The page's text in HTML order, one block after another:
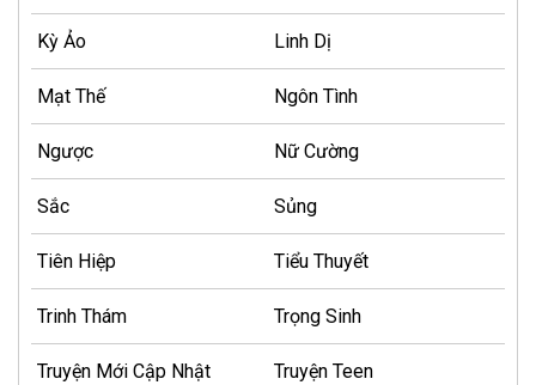
Kỳ Ảo Linh Dị
Mạt Thế Ngôn Tình
Ngược Nữ Cường
Sắc Sủng
Tiên Hiệp Tiểu Thuyết
Trinh Thám Trọng Sinh
Truyện Mới Cập Nhật Truyện Teen